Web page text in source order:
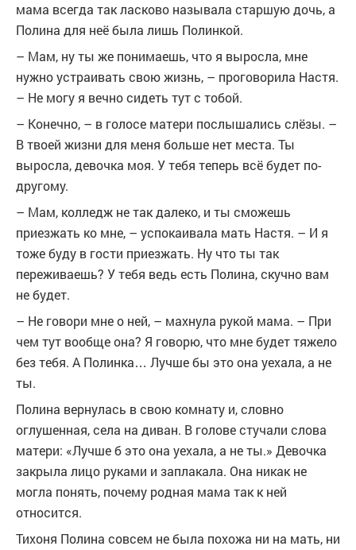
мама всегда так ласково называла старшую дочь, а
Полина для неё была лишь Полинкой.
– Мам, ну ты же понимаешь, что я выросла, мне
нужно устраивать свою жизнь, – проговорила Настя.
– Не могу я вечно сидеть тут с тобой.
– Конечно, – в голосе матери послышались слёзы. –
В твоей жизни для меня больше нет места. Ты
выросла, девочка моя. У тебя теперь всё будет по-
другому.
– Мам, колледж не так далеко, и ты сможешь
приезжать ко мне, – успокаивала мать Настя. – И я
тоже буду в гости приезжать. Ну что ты так
переживаешь? У тебя ведь есть Полина, скучно вам
не будет.
– Не говори мне о ней, – махнула рукой мама. – При
чем тут вообще она? Я говорю, что мне будет тяжело
без тебя. А Полинка… Лучше бы это она уехала, а не
ты.
Полина вернулась в свою комнату и, словно
оглушенная, села на диван. В голове стучали слова
матери: «Лучше б это она уехала, а не ты.» Девочка
закрыла лицо руками и заплакала. Она никак не
могла понять, почему родная мама так к ней
относится.
Тихоня Полина совсем не была похожа ни на мать, ни